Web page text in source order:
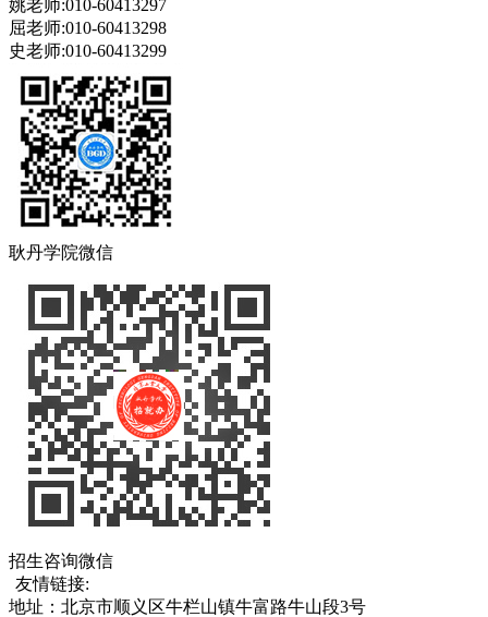
姚老师:010-60413297
屈老师:010-60413298
史老师:010-60413299
耿丹学院微信
招生咨询微信
友情链接:
地址：北京市顺义区牛栏山镇牛富路牛山段3号